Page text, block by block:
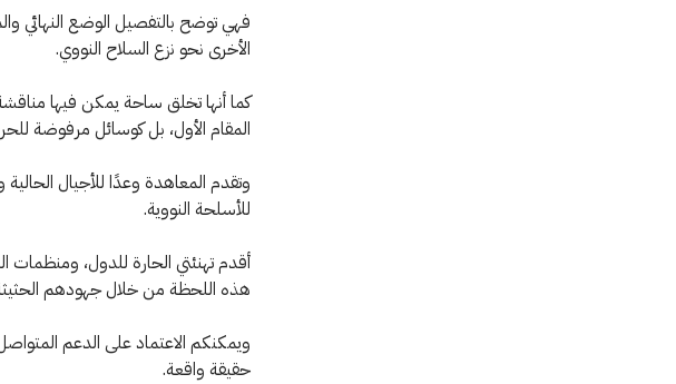
فهي توضح بالتفصيل الوضع النهائي
الأخرى نحو نزع السلاح النووي.
كما أنها تخلق ساحة يمكن فيها
المقام الأول، بل كوسائل مرفوضة
وتقدم المعاهدة وعدًا للأجيال
للأسلحة النووية.
أقدم تهنئتي الحارة للدول، ومنظمات
هذه اللحظة من خلال جهودهم
ويمكنكم الاعتماد على الدعم
حقيقة واقعة.